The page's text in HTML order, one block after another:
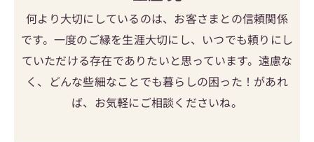
何より大切にしているのは、お客さまとの信頼関係
です。一度のご縁を生涯大切にし、いつでも頼りにし
ていただける存在でありたいと思っています。遠慮な
く、どんな些細なことでも暮らしの困った！があれ
ば、お気軽にご相談くださいね。